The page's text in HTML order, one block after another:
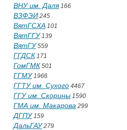
ВНУ им. Даля166
ВЗФЭИ 245
ВятГСХА 101
ВятГГУ139
ВятГУ559
ГГДСК 171
ГомГМК 501
ГГМУ1966
ГГТУ им. Сухого 4467
ГГУ им. Скорины 1590
ГМА им. Макарова 299
ДГПУ159
ДальГАУ279